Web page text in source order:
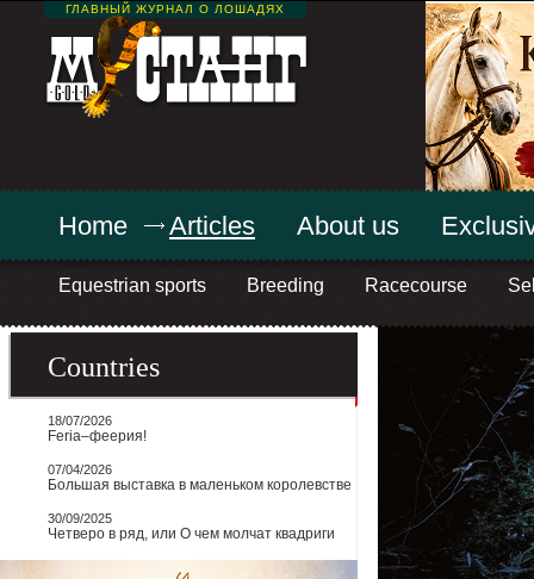
ГЛАВНЫЙ ЖУРНАЛ О ЛОШАДЯХ
Home Articles
Equestrian sports Breeding Racecourse
About us
Countries
18/07/2026
Feria–феерия!
07/04/2026
Большая выставка в маленьком королевстве
30/09/2025
Четверо в ряд, или О чем молчат квадриги